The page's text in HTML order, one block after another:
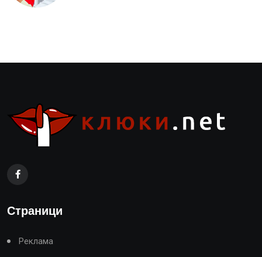
Страници
Реклама